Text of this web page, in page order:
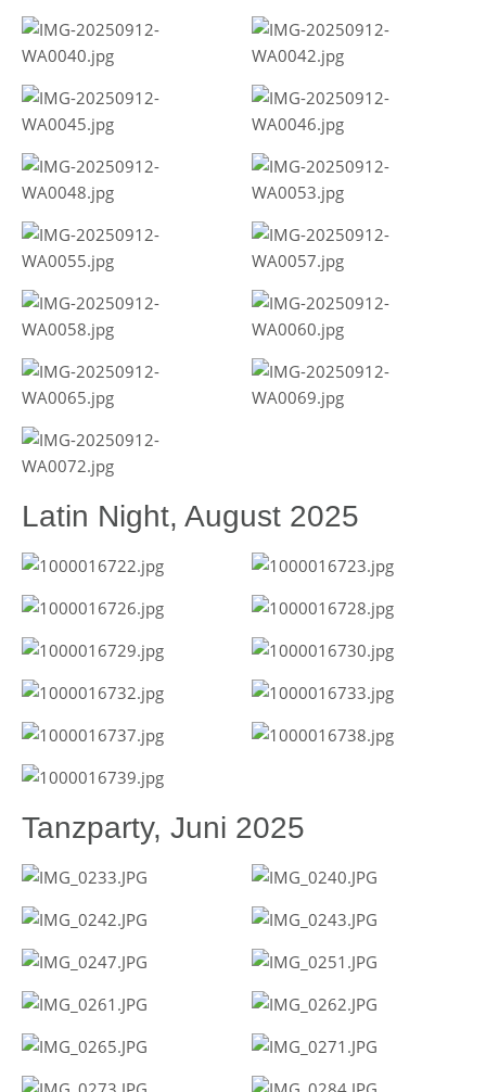
Latin Night, August 2025
Tanzparty, Juni 2025